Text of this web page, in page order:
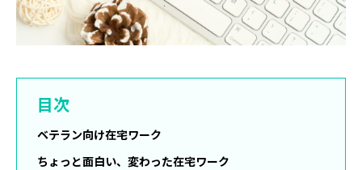
目次
ベテラン向け在宅ワーク
ちょっと面白い、変わった在宅ワーク